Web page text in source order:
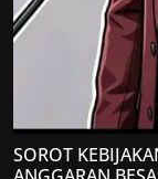
SOROT